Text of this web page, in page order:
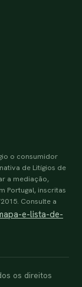
o consumidor
de Litígios de
a mediação,
Portugal, inscritas
Consulte a
e-lista-de-
os direitos